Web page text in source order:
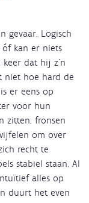
gevaar. Logisch
kan er niets
dat hij z’n
niet hoe hard de
er eens op
voor hun
zitten, fronsen
om over
recht te
stabiel staan. Al
alles op
duurt het even